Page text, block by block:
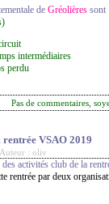
de Gréolières sont
intermédiaires
perdu
Pas de commentaires,
VSAO 2019
: oliv
activités club de la
rentrée par deux